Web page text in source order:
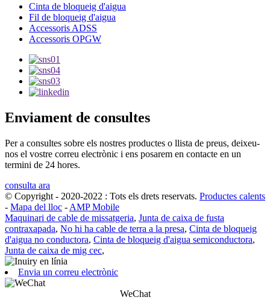
Cinta de bloqueig d'aigua
Fil de bloqueig d'aigua
Accessoris ADSS
Accessoris OPGW
Enviament de consultes
Per a consultes sobre els nostres productes o llista de preus, deixeu-
nos el vostre correu electrònic i ens posarem en contacte en un
termini de 24 hores.
consulta ara
© Copyright - 2020-2022 : Tots els drets reservats. Productes calents
- Mapa del lloc - AMP Mobile
Maquinari de cable de missatgeria, Junta de caixa de fusta
contraxapada, No hi ha cable de terra a la presa, Cinta de bloqueig
d'aigua no conductora, Cinta de bloqueig d'aigua semiconductora,
Junta de caixa de mig cec,
Envia un correu electrònic
WeChat